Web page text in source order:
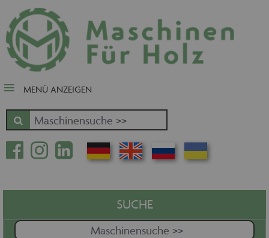
close Submenü
Nach Fertigungsschwerpunkt
Schnäppchen
Zuschnitt - Sägen
Kantenbearbeitung
Fräsen - Bohren - Hobeln - CNC
Oberfläche
Massivholz
Handling - Transportieren -
Stapeln - Verpacken etc.
MENÜ ANZEIGEN
SUCHE